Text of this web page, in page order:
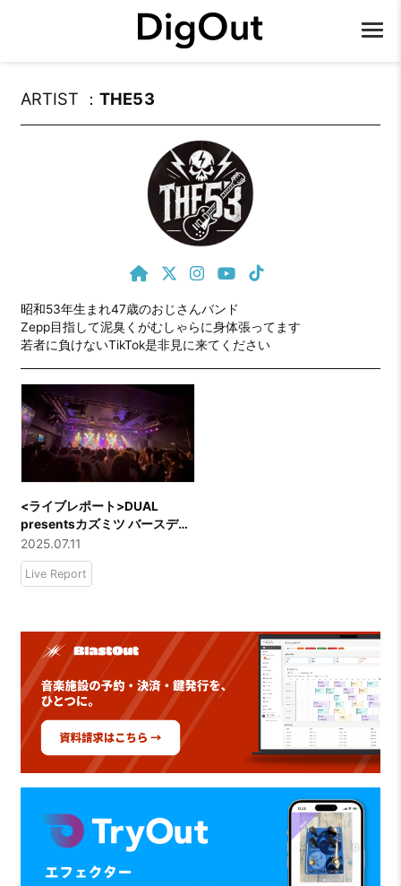
ARTIST ： THE53
昭和53年生まれ47歳のおじさんバンド
Zepp目指して泥臭くがむしゃらに身体張ってます
若者に負けないTikTok是非見に来てください
<ライブレポート>DUAL
presentsカズミツ バースデー
LIVE『今回だけは主役にし
て』ーーDUAL／THE53
2025.07.11
Live Report